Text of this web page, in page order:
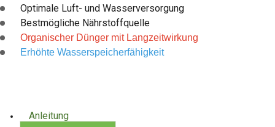
Optimale Luft- und Wasserversorgung
Bestmögliche Nährstoffquelle
Organischer Dünger mit Langzeitwirkung
Erhöhte Wasserspeicherfähigkeit
Anleitung